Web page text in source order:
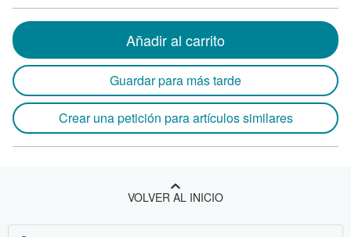
Añadir al carrito
Guardar para más tarde
Crear una petición para artículos similares
VOLVER AL INICIO